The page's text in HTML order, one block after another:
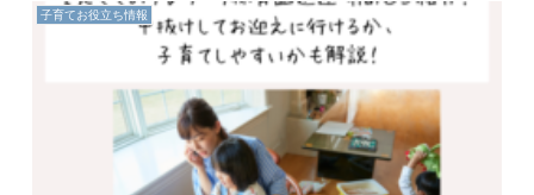
子育てお役立ち情報